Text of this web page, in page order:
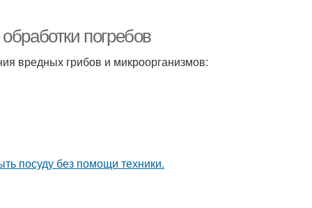
погребов
вредных грибов и микроорганизмов:
посуду без помощи техники.